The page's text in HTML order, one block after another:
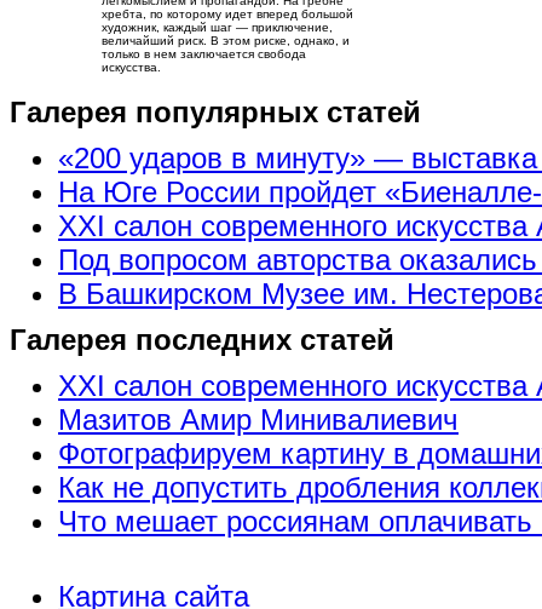
хребта, по которому идет вперед большой
художник, каждый шаг — приключение,
величайший риск. В этом риске, однако, и
только в нем заключается свобода
искусства.
Галерея популярных статей
«200 ударов в минуту» —
На Юге России пройдет
XXI салон современного искусства
Под вопросом авторства
В Башкирском Музее им.
Галерея последних статей
XXI салон современного искусства
Мазитов Амир Минивалиевич
Фотографируем картину в
Как не допустить дробления
Что мешает россиянам
Картина сайта